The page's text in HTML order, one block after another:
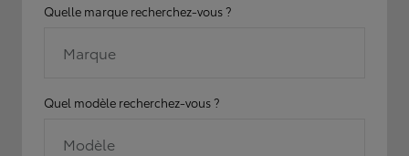
Quelle marque recherchez-vous ?
Marque
Quel modèle recherchez-vous ?
Modèle